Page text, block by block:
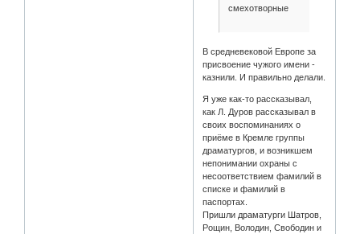
смехотворные
В средневековой Европе за
присвоение чужого имени -
казнили. И правильно делали.
Я уже как-то рассказывал,
как Л. Дуров рассказывал в
своих воспоминаниях о
приёме в Кремле группы
драматургов, и возникшем
непонимании охраны с
несоответствием фамилий в
списке и фамилий в
паспортах.
Пришли драматурги Шатров,
Рощин, Володин, Свободин и